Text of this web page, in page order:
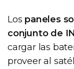
Los paneles
conjunto de
cargar las
proveer al